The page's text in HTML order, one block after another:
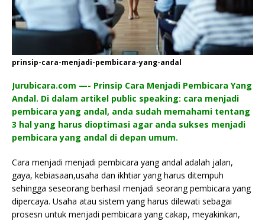
prinsip-cara-menjadi-pembicara-yang-andal
Jurubicara.com —- Prinsip Cara Menjadi Pembicara Yang
Andal. Di dalam artikel public speaking: cara menjadi
pembicara yang andal, anda sudah memahami tentang
3 hal yang harus dioptimasi agar anda sukses menjadi
pembicara yang andal di depan umum.
Cara menjadi menjadi pembicara yang andal adalah jalan,
gaya, kebiasaan,usaha dan ikhtiar yang harus ditempuh
sehingga seseorang berhasil menjadi seorang pembicara yang
dipercaya. Usaha atau sistem yang harus dilewati sebagai
prosesn untuk menjadi pembicara yang cakap, meyakinkan,